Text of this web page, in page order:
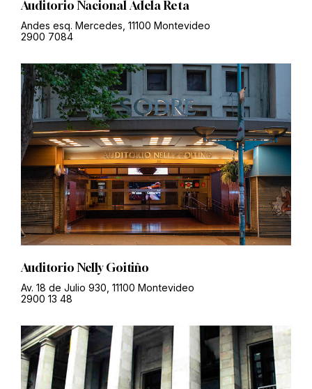
Auditorio Nacional Adela Reta
Andes esq. Mercedes, 11100 Montevideo
2900 7084
Auditorio Nelly Goitiño
Av. 18 de Julio 930, 11100 Montevideo
2900 13 48